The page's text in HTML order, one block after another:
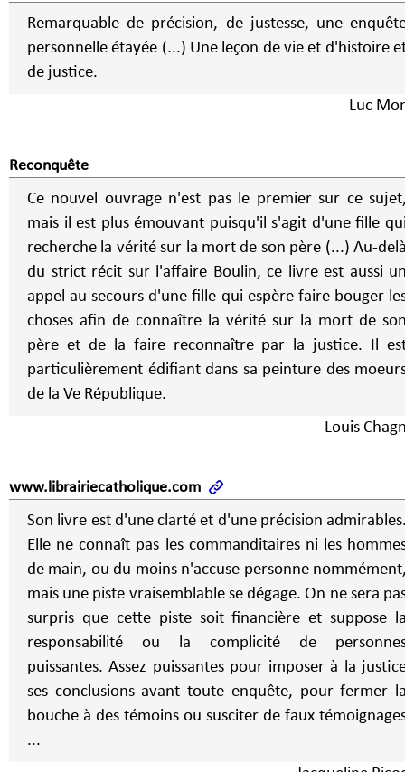
Remarquable de précision, de justesse, une
personnelle étayée (...) Une leçon de vie et d'histoire
de justice.
Luc
Reconquête
Ce nouvel ouvrage n'est pas le premier sur ce
mais il est plus émouvant puisqu'il s'agit d'une fille
recherche la vérité sur la mort de son père (...) Au-delà
du strict récit sur l'affaire Boulin, ce livre est aussi
appel au secours d'une fille qui espère faire bouger
choses afin de connaître la vérité sur la mort de
père et de la faire reconnaître par la justice. Il
particulièrement édifiant dans sa peinture des
de la Ve République.
Louis
www.librairiecatholique.com
Son livre est d'une clarté et d'une précision
Elle ne connaît pas les commanditaires ni les
de main, ou du moins n'accuse personne
mais une piste vraisemblable se dégage. On ne sera
surpris que cette piste soit financière et suppose
responsabilité ou la complicité de
puissantes. Assez puissantes pour imposer à la
ses conclusions avant toute enquête, pour fermer
bouche à des témoins ou susciter de faux
...